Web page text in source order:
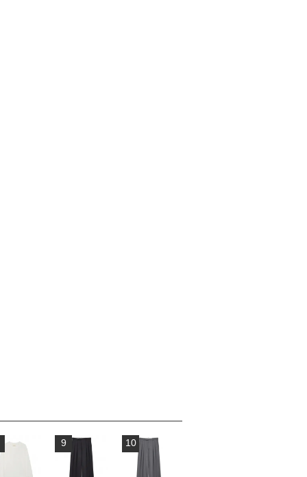
9 10